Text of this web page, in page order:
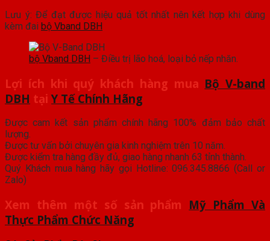
Lưu ý: Để đạt được hiệu quả tốt nhất nên kết hợp khi dùng
kèm đai bộ Vband DBH
bộ Vband DBH – Điều trị lão hoá, loại bỏ nếp nhăn.
Lợi ích khi quý khách hàng mua Bộ V-band
DBH tạiY Tế Chính Hãng
Được cam kết sản phẩm chính hãng 100% đảm bảo chất
lượng.
Được tư vấn bởi chuyên gia kinh nghiệm trên 10 năm.
Được kiểm tra hàng đầy đủ, giao hàng nhanh 63 tỉnh thành.
Quý Khách mua hàng hãy gọi Hotline: 096.345.8866 (Call or
Zalo)
Xem thêm một số sản phẩm Mỹ Phẩm Và
Thực Phẩm Chức Năng